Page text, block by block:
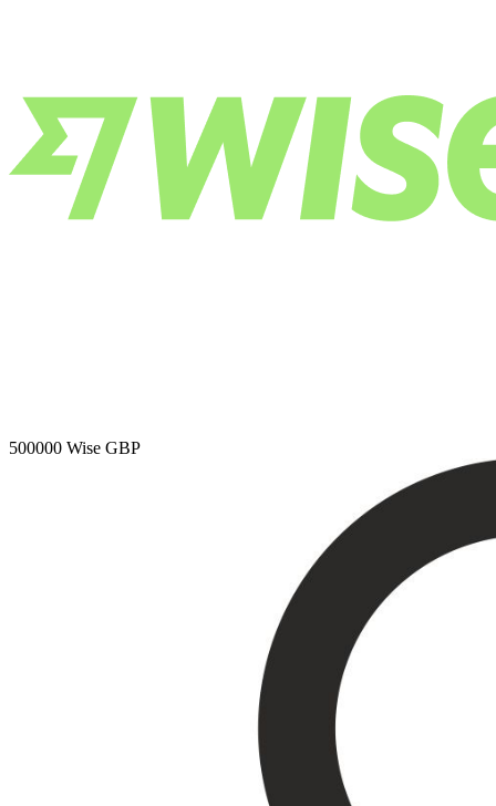
500000 Wise GBP